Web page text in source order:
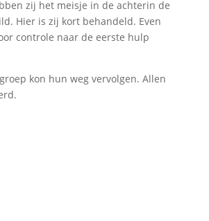
zij het meisje in de achterin de
Hier is zij kort behandeld. Even
controle naar de eerste hulp
kon hun weg vervolgen. Allen